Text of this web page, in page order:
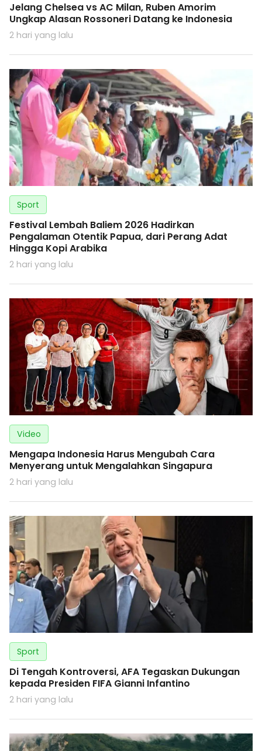
Jelang Chelsea vs AC Milan, Ruben Amorim
Ungkap Alasan Rossoneri Datang ke Indonesia
2 hari yang lalu
Sport
Festival Lembah Baliem 2026 Hadirkan
Pengalaman Otentik Papua, dari Perang Adat
Hingga Kopi Arabika
2 hari yang lalu
Video
Mengapa Indonesia Harus Mengubah Cara
Menyerang untuk Mengalahkan Singapura
2 hari yang lalu
Sport
Di Tengah Kontroversi, AFA Tegaskan Dukungan
kepada Presiden FIFA Gianni Infantino
2 hari yang lalu